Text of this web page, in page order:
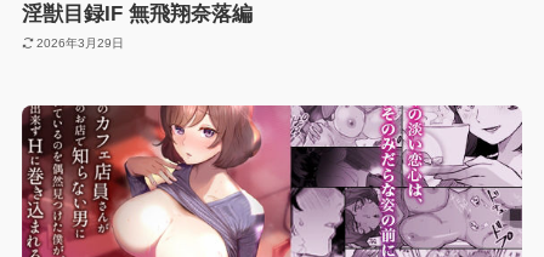
淫獣目録IF 無飛翔奈落編
2026年3月29日